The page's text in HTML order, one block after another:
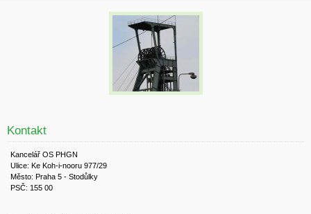
Kontakt
Kancelář OS PHGN
Ulice: Ke Koh-i-nooru 977/29
Město: Praha 5 - Stodůlky
PSČ: 155 00